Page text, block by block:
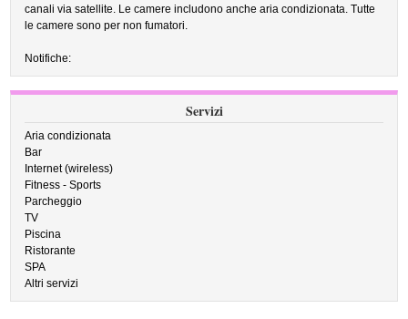
canali via satellite. Le camere includono anche aria condizionata. Tutte
le camere sono per non fumatori.
Notifiche:
Servizi
Aria condizionata
Bar
Internet (wireless)
Fitness - Sports
Parcheggio
TV
Piscina
Ristorante
SPA
Altri servizi